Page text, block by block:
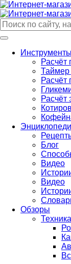
Инструменты
Расчёт
Таймер
Расчёт
Расчёт
Блог
Видео
Видео
Обзоры
Техника